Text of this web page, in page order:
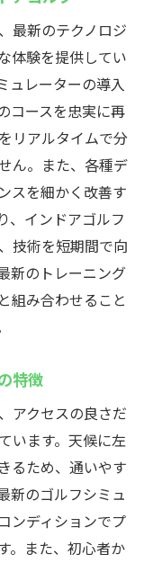
最新のテクノロジ
体験を提供してい
ュレーターの導入
コースを忠実に再
リアルタイムで分
ん。また、各種デ
スを細かく改善す
、インドアゴルフ
技術を短期間で向
新のトレーニング
組み合わせること
特徴
アクセスの良さだ
います。天候に左
るため、通いやす
新のゴルフシミュ
ンディションでプ
。また、初心者か